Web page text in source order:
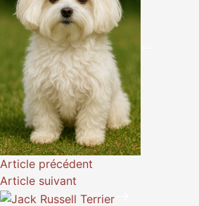
Article précédent
Article suivant